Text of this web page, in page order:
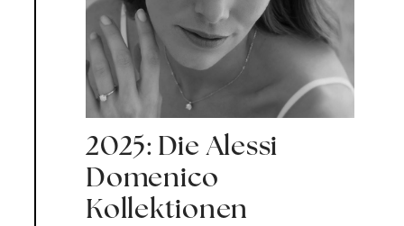
2025: Die Alessi
Domenico
Kollektionen